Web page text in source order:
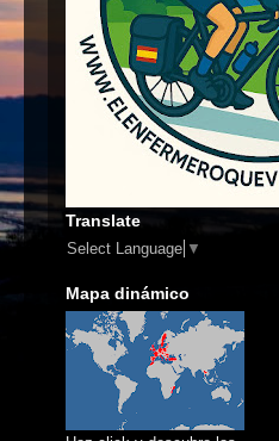
Translate
Select Language ▼
Mapa dinámico